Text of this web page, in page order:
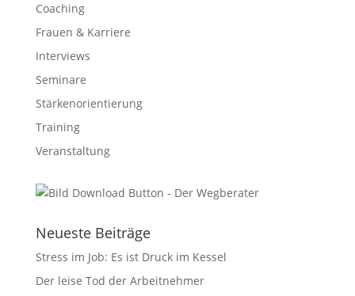
Coaching
Frauen & Karriere
Interviews
Seminare
Stärkenorientierung
Training
Veranstaltung
Neueste Beiträge
Stress im Job: Es ist Druck im Kessel
Der leise Tod der Arbeitnehmer